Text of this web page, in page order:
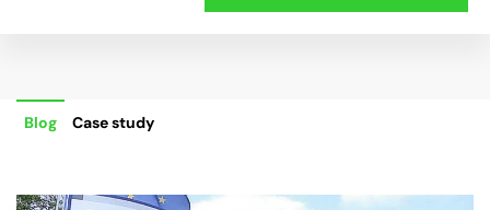
Blog Case study